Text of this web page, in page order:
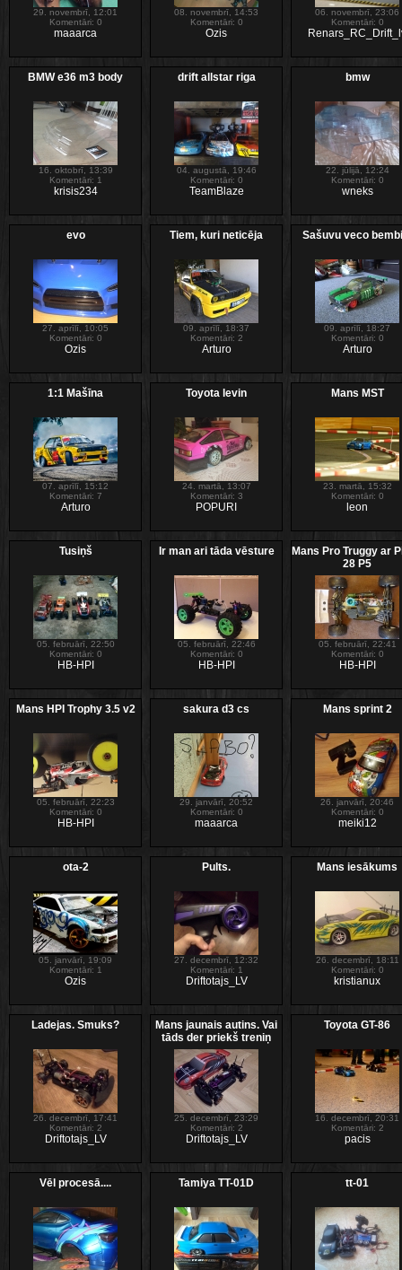
29. novembrī, 12:01
Komentāri: 0
maaarca
08. novembrī, 14:53
Komentāri: 0
Ozis
06. novembrī, 23:06
Komentāri: 0
BMW e36 m3 body
16. oktobrī, 13:39
Komentāri: 1
krisis234
drift allstar riga
04. augustā, 19:46
Komentāri: 0
TeamBlaze
bmw
22. jūlijā, 12:24
Komentāri: 0
wneks
evo
27. aprīlī, 10:05
Komentāri: 0
Ozis
Tiem, kuri neticēja
09. aprīlī, 18:37
Komentāri: 2
Arturo
Sašuvu veco
09. aprīlī, 18:27
Komentāri: 0
Arturo
1:1 Mašīna
07. aprīlī, 15:12
Komentāri: 7
Arturo
Toyota levin
24. martā, 13:07
Komentāri: 3
POPURI
Mans MST
23. martā, 15:32
Komentāri: 0
leon
Tusiņš
05. februārī, 22:50
Komentāri: 0
HB-HPI
Ir man ari tāda vēsture
05. februārī, 22:46
Komentāri: 0
HB-HPI
Mans Pro Truggy ar
28 P5
05. februārī, 22:41
Komentāri: 0
HB-HPI
Mans HPI Trophy 3.5 v2
05. februārī, 22:23
Komentāri: 0
HB-HPI
sakura d3 cs
29. janvārī, 20:52
Komentāri: 0
maaarca
Mans sprint 2
26. janvārī, 20:46
Komentāri: 0
meiki12
ota-2
05. janvārī, 19:09
Komentāri: 1
Ozis
Pults.
27. decembrī, 12:32
Komentāri: 1
Driftotajs_LV
Mans iesākums
26. decembrī, 18:11
Komentāri: 0
kristianux
Ladejas. Smuks?
26. decembrī, 17:41
Komentāri: 2
Driftotajs_LV
Mans jaunais autins. Vai
tāds der priekš treniņ
25. decembrī, 23:29
Komentāri: 2
Driftotajs_LV
Toyota GT-86
16. decembrī, 20:31
Komentāri: 2
pacis
Vēl procesā.... Tamiya TT-01D tt-01